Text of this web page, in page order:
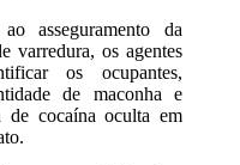
asseguramento da
varredura, os agentes
os ocupantes,
de maconha e
de cocaína oculta em